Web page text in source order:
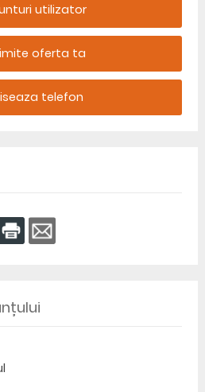
utilizator
oferta ta
telefon